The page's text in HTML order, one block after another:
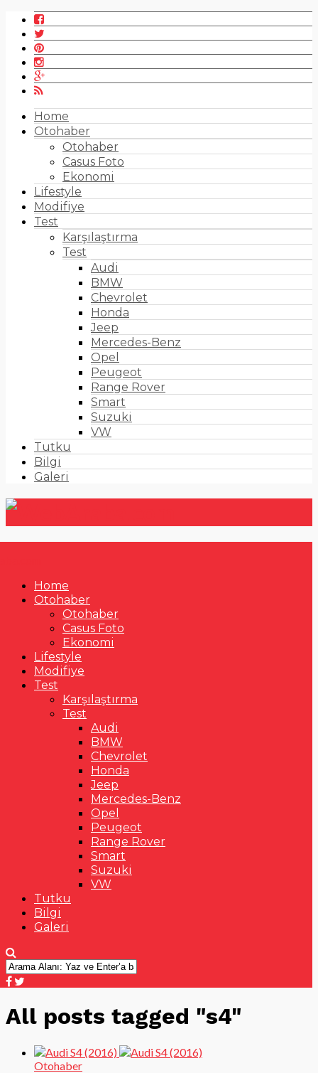
Home
Otohaber
Otohaber
Casus Foto
Ekonomi
Lifestyle
Modifiye
Test
Karşılaştırma
Test
Audi
BMW
Chevrolet
Honda
Jeep
Mercedes-Benz
Opel
Peugeot
Range Rover
Smart
Suzuki
VW
Tutku
Bilgi
Galeri
Home
Otohaber
Otohaber
Casus Foto
Ekonomi
Lifestyle
Modifiye
Test
Karşılaştırma
Test
Audi
BMW
Chevrolet
Honda
Jeep
Mercedes-Benz
Opel
Peugeot
Range Rover
Smart
Suzuki
VW
Tutku
Bilgi
Galeri
All posts tagged "s4"
Otohaber